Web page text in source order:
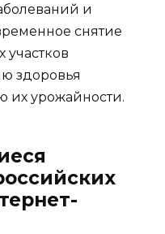
и
снятие
здоровья
урожайности.